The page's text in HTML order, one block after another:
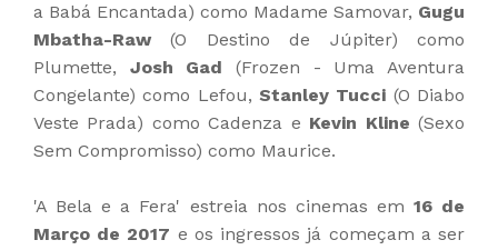
a Babá Encantada) como Madame Samovar, Gugu
Mbatha-Raw (O Destino de Júpiter) como
Plumette, Josh Gad (Frozen - Uma Aventura
Congelante) como Lefou, Stanley Tucci (O Diabo
Veste Prada) como Cadenza e Kevin Kline (Sexo
Sem Compromisso) como Maurice.
'A Bela e a Fera' estreia nos cinemas em 16 de
Março de 2017 e os ingressos já começam a ser